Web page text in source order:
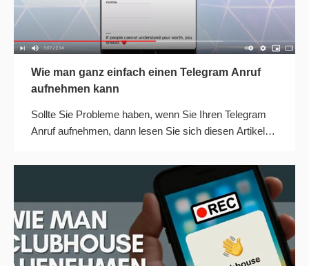
Wie man ganz einfach einen Telegram Anruf
aufnehmen kann
Sollte Sie Probleme haben, wenn Sie Ihren Telegram
Anruf aufnehmen, dann lesen Sie sich diesen Artikel